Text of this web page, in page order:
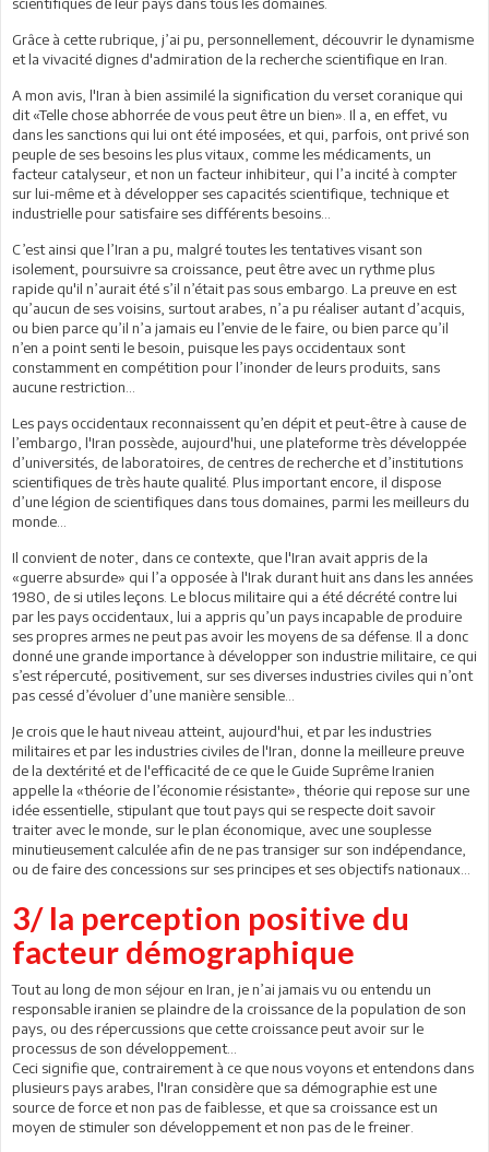
Grâce à cette rubrique, j’ai pu, personnellement, découvrir le dynamisme
et la vivacité dignes d'admiration de la recherche scientifique en Iran.
A mon avis, l'Iran à bien assimilé la signification du verset coranique qui
dit «Telle chose abhorrée de vous peut être un bien». Il a, en effet, vu
dans les sanctions qui lui ont été imposées, et qui, parfois, ont privé son
peuple de ses besoins les plus vitaux, comme les médicaments, un
facteur catalyseur, et non un facteur inhibiteur, qui l’a incité à compter
sur lui-même et à développer ses capacités scientifique, technique et
industrielle pour satisfaire ses différents besoins...
C’est ainsi que l’Iran a pu, malgré toutes les tentatives visant son
isolement, poursuivre sa croissance, peut être avec un rythme plus
rapide qu'il n’aurait été s’il n’était pas sous embargo. La preuve en est
qu’aucun de ses voisins, surtout arabes, n’a pu réaliser autant d’acquis,
ou bien parce qu’il n’a jamais eu l’envie de le faire, ou bien parce qu’il
n’en a point senti le besoin, puisque les pays occidentaux sont
constamment en compétition pour l’inonder de leurs produits, sans
aucune restriction...
Les pays occidentaux reconnaissent qu’en dépit et peut-être à cause de
l’embargo, l'Iran possède, aujourd'hui, une plateforme très développée
d’universités, de laboratoires, de centres de recherche et d’institutions
scientifiques de très haute qualité. Plus important encore, il dispose
d’une légion de scientifiques dans tous domaines, parmi les meilleurs du
monde...
Il convient de noter, dans ce contexte, que l'Iran avait appris de la
«guerre absurde» qui l’a opposée à l'Irak durant huit ans dans les années
1980, de si utiles leçons. Le blocus militaire qui a été décrété contre lui
par les pays occidentaux, lui a appris qu’un pays incapable de produire
ses propres armes ne peut pas avoir les moyens de sa défense. Il a donc
donné une grande importance à développer son industrie militaire, ce qui
s’est répercuté, positivement, sur ses diverses industries civiles qui n’ont
pas cessé d’évoluer d’une manière sensible...
Je crois que le haut niveau atteint, aujourd'hui, et par les industries
militaires et par les industries civiles de l'Iran, donne la meilleure preuve
de la dextérité et de l'efficacité de ce que le Guide Suprême Iranien
appelle la «théorie de l’économie résistante», théorie qui repose sur une
idée essentielle, stipulant que tout pays qui se respecte doit savoir
traiter avec le monde, sur le plan économique, avec une souplesse
minutieusement calculée afin de ne pas transiger sur son indépendance,
ou de faire des concessions sur ses principes et ses objectifs nationaux...
3/ la perception positive du
facteur démographique
Tout au long de mon séjour en Iran, je n’ai jamais vu ou entendu un
responsable iranien se plaindre de la croissance de la population de son
pays, ou des répercussions que cette croissance peut avoir sur le
processus de son développement...
Ceci signifie que, contrairement à ce que nous voyons et entendons dans
plusieurs pays arabes, l'Iran considère que sa démographie est une
source de force et non pas de faiblesse, et que sa croissance est un
moyen de stimuler son développement et non pas de le freiner.